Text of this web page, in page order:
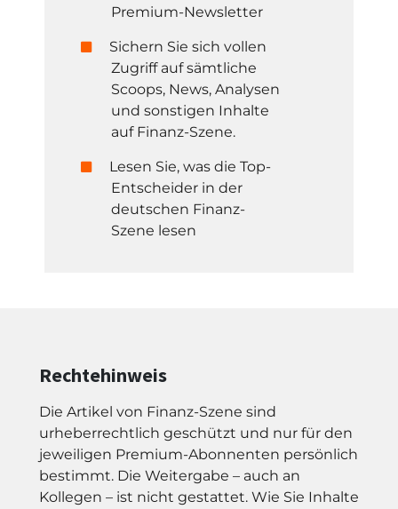
Premium-Newsletter
Sichern Sie sich vollen
Zugriff auf sämtliche
Scoops, News, Analysen
und sonstigen Inhalte
auf Finanz-Szene.
Lesen Sie, was die Top-
Entscheider in der
deutschen Finanz-
Szene lesen
Rechtehinweis
Die Artikel von Finanz-Szene sind
urheberrechtlich geschützt und nur für den
jeweiligen Premium-Abonnenten persönlich
bestimmt. Die Weitergabe – auch an
Kollegen – ist nicht gestattet. Wie Sie Inhalte